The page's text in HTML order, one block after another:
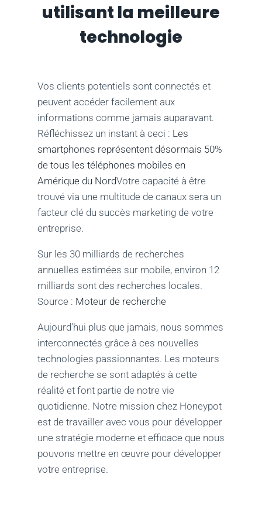
utilisant la meilleure
technologie
Vos clients potentiels sont connectés et
peuvent accéder facilement aux
informations comme jamais auparavant.
Réfléchissez un instant à ceci : Les
smartphones représentent désormais 50%
de tous les téléphones mobiles en
Amérique du NordVotre capacité à être
trouvé via une multitude de canaux sera un
facteur clé du succès marketing de votre
entreprise.
Sur les 30 milliards de recherches
annuelles estimées sur mobile, environ 12
milliards sont des recherches locales.
Source : Moteur de recherche
Aujourd'hui plus que jamais, nous sommes
interconnectés grâce à ces nouvelles
technologies passionnantes. Les moteurs
de recherche se sont adaptés à cette
réalité et font partie de notre vie
quotidienne. Notre mission chez Honeypot
est de travailler avec vous pour développer
une stratégie moderne et efficace que nous
pouvons mettre en œuvre pour développer
votre entreprise.